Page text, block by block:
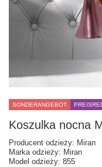
SONDERANGEBOT
Koszulka nocna
Producent odzieży: Miran
Marka odzieży: Miran
Model odzieży: 855